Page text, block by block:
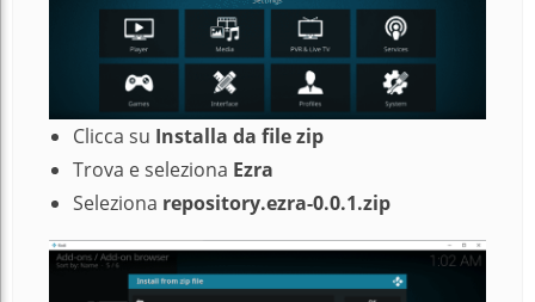
Clicca su Installa da file zip
Trova e seleziona Ezra
Seleziona repository.ezra-0.0.1.zip